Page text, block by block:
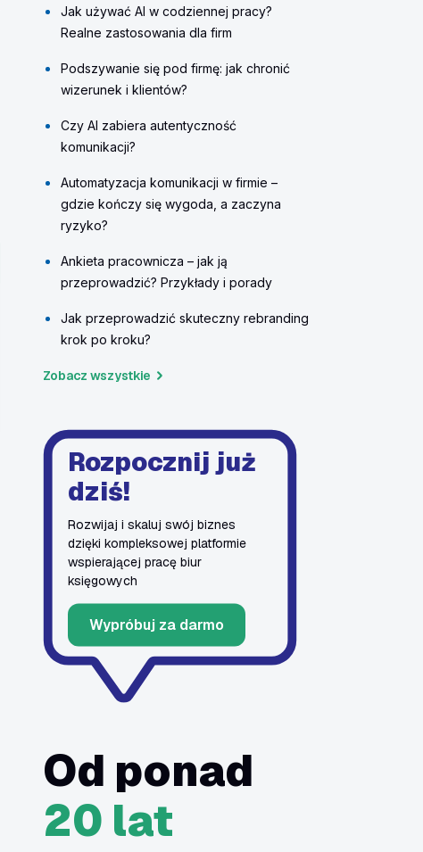
Jak używać AI w codziennej pracy?
Realne zastosowania dla firm
Podszywanie się pod firmę: jak chronić
wizerunek i klientów?
Czy AI zabiera autentyczność
komunikacji?
Automatyzacja komunikacji w firmie –
gdzie kończy się wygoda, a zaczyna
ryzyko?
Ankieta pracownicza – jak ją
przeprowadzić? Przykłady i porady
Jak przeprowadzić skuteczny rebranding
krok po kroku?
Zobacz wszystkie
Rozpocznij już
dziś!
Rozwijaj i skaluj swój biznes
dzięki kompleksowej platformie
wspierającej pracę biur
księgowych
Wypróbuj za darmo
Od ponad
20 lat